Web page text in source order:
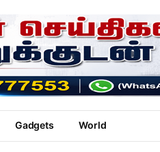
Gadgets World